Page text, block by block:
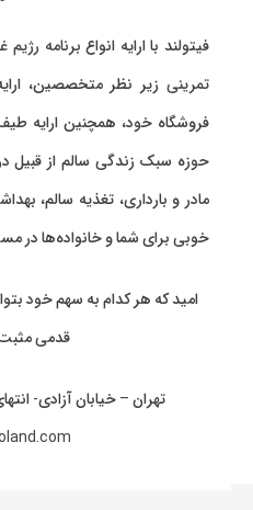
فیتولند با ارایه انواع برنامه
تمرینیزیر نظر متخصصین،
فروشگاه خود، همچنین ارایه
حوزه سبک زندگی سالم از قبیل
مادر و بارداری، تغذیه سالم،
خوبی برای شما و خانواده‌ها در
امید که هر کدام به سهم خود
قدمی مثبت
تهران – خیابان